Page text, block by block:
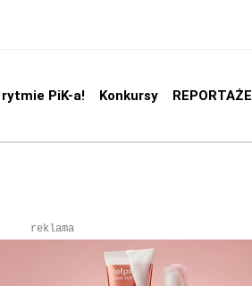
PiK-a! Konkursy REPORTAŻE
reklama